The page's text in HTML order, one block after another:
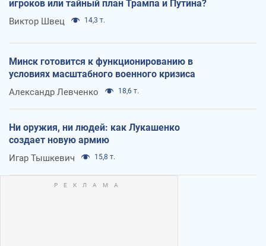
игроков или тайный план Трампа и Путина?
Виктор Швец 14,3 т.
Минск готовится к функционированию в
условиях масштабного военного кризиса
Александр Левченко 18,6 т.
Ни оружия, ни людей: как Лукашенко
создает новую армию
Игар Тышкевич 15,8 т.